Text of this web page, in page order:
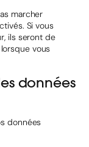
marcher
Si vous
ils seront de
vous
données
données